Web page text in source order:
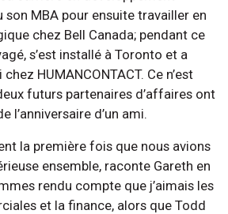
son MBA pour ensuite travailler en
chez Bell Canada; pendant ce
s’est installé à Toronto et a
HUMANCONTACT. Ce n’est
futurs partenaires d’affaires ont
l’anniversaire d’un ami.
la première fois que nous avions
ensemble, raconte Gareth en
rendu compte que j’aimais les
et la finance, alors que Todd